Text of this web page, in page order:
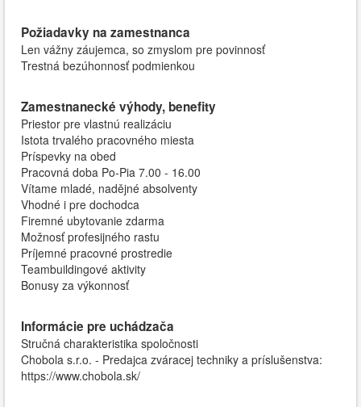
Požiadavky na zamestnanca
Len vážny záujemca, so zmyslom pre povinnosť
Trestná bezúhonnosť podmienkou
Zamestnanecké výhody, benefity
Priestor pre vlastnú realizáciu
Istota trvalého pracovného miesta
Príspevky na obed
Pracovná doba Po-Pia 7.00 - 16.00
Vítame mladé, nadějné absolventy
Vhodné i pre dochodca
Firemné ubytovanie zdarma
Možnosť profesijného rastu
Príjemné pracovné prostredie
Teambuildingové aktivity
Bonusy za výkonnosť
Informácie pre uchádzača
Stručná charakteristika spoločnosti
Chobola s.r.o. - Predajca zváracej techniky a príslušenstva:
https://www.chobola.sk/